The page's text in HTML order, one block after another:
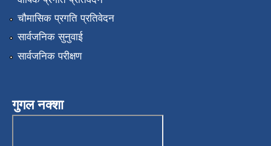
चौमासिक प्रगति प्रतिवेदन
सार्वजनिक सुनुवाई
सार्वजनिक परीक्षण
गुगल नक्शा